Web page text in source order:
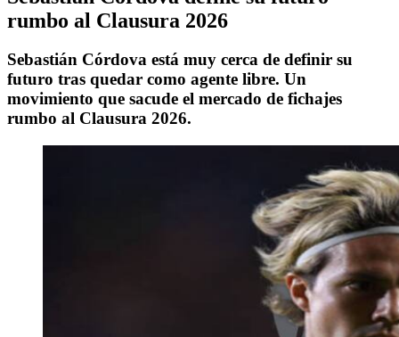
rumbo al Clausura 2026
Sebastián Córdova está muy cerca de definir su
futuro tras quedar como agente libre. Un
movimiento que sacude el mercado de fichajes
rumbo al Clausura 2026.